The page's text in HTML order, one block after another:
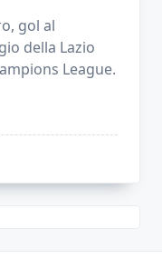
gol al
della Lazio
League.